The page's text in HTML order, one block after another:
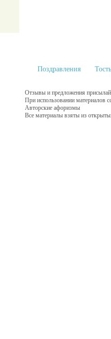
Поздравления
Отзывы и предложения
При использовании материалов
Авторские афоризмы
Все материалы взяты из